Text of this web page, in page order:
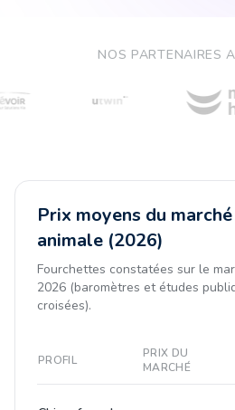
NOS PARTENAIRES
Prix moyens du
animale (2026)
Fourchettes constatées sur le
2026 (baromètres et études
croisées).
PROFIL
PRIX DU
MARCHÉ